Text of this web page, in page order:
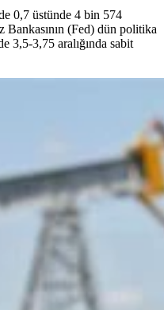
0,7 üstünde 4 bin 574
(Fed) dün politika
3,5-3,75 aralığında sabit